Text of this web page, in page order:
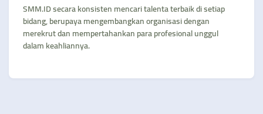
SMM.ID secara konsisten mencari talenta terbaik di setiap
bidang, berupaya mengembangkan organisasi dengan
merekrut dan mempertahankan para profesional unggul
dalam keahliannya.